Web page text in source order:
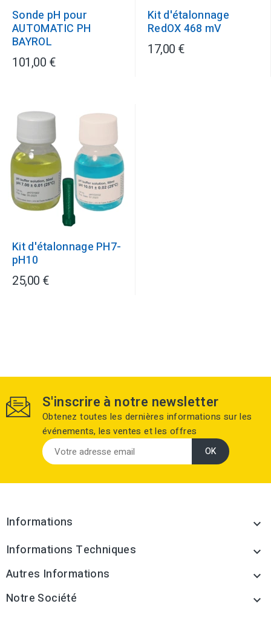
Sonde pH pour
AUTOMATIC PH
BAYROL
101,00 €
Kit d'étalonnage
RedOX 468 mV
17,00 €
Kit d'étalonnage PH7-
pH10
25,00 €
S'inscrire à notre newsletter
Obtenez toutes les dernières informations sur les
événements, les ventes et les offres
Informations 
Informations Techniques 
Autres Informations 
Notre Société 